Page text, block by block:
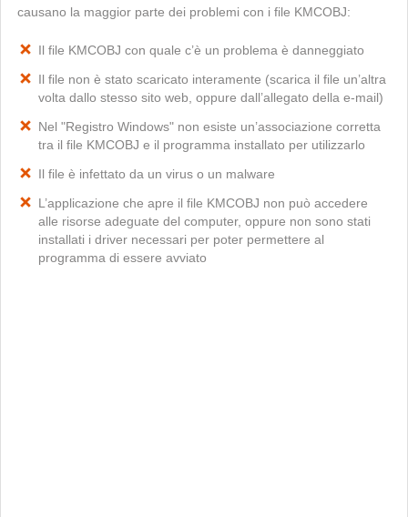
causano la maggior parte dei problemi con i file KMCOBJ:
Il file KMCOBJ con quale c’è un problema è danneggiato
Il file non è stato scaricato interamente (scarica il file un’altra
volta dallo stesso sito web, oppure dall’allegato della e-mail)
Nel "Registro Windows" non esiste un’associazione corretta
tra il file KMCOBJ e il programma installato per utilizzarlo
Il file è infettato da un virus o un malware
L’applicazione che apre il file KMCOBJ non può accedere
alle risorse adeguate del computer, oppure non sono stati
installati i driver necessari per poter permettere al
programma di essere avviato